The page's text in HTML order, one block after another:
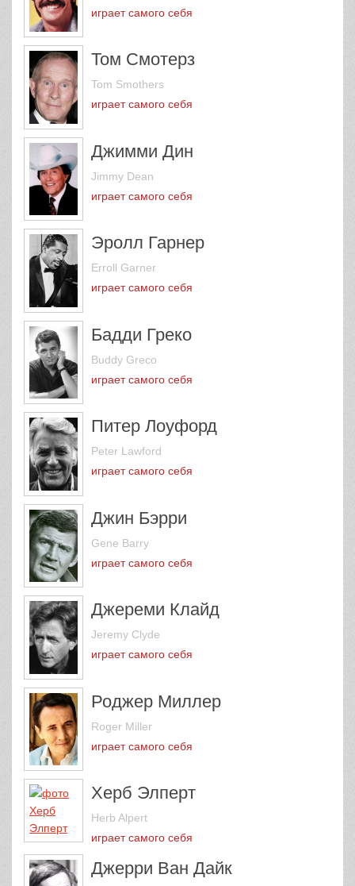
играет самого себя
Том Смотерз
Tom Smothers
играет самого себя
Джимми Дин
Jimmy Dean
играет самого себя
Эролл Гарнер
Erroll Garner
играет самого себя
Бадди Греко
Buddy Greco
играет самого себя
Питер Лоуфорд
Peter Lawford
играет самого себя
Джин Бэрри
Gene Barry
играет самого себя
Джереми Клайд
Jeremy Clyde
играет самого себя
Роджер Миллер
Roger Miller
играет самого себя
Херб Элперт
Herb Alpert
играет самого себя
Джерри Ван Дайк